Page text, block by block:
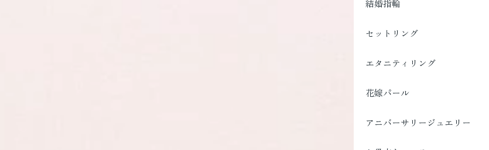
結婚指輪
セットリング
エタニティリング
花嫁パール
アニバーサリージュエリー